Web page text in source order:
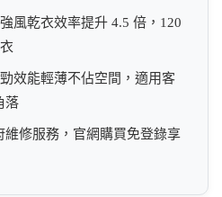
強風乾衣效率提升 4.5 倍，120
勁效能輕薄不佔空間，適用客
落
維修服務，官網購買免登錄享